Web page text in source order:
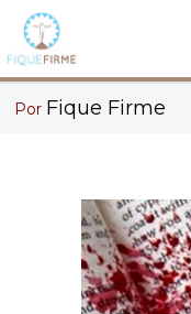
Por Fique Firme